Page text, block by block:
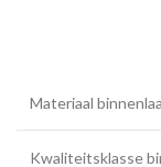
Materiaal
Kwaliteitsklasse